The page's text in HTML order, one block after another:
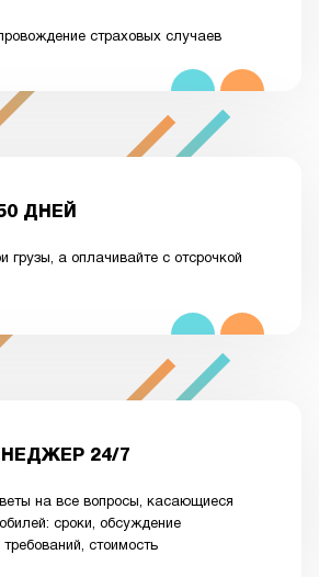
страховых случаев
ДНЕЙ
грузы, а оплачивайте с отсрочкой
24/7
на все вопросы, касающиеся
сроки, обсуждение
стоимость